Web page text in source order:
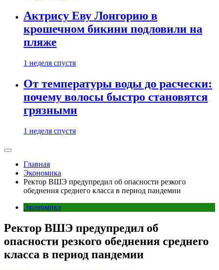
Актрису Еву Лонгорию в
крошечном бикини подловили на
пляже
1 неделя спустя
От температуры воды до расчески:
почему волосы быстро становятся
грязными
1 неделя спустя
Главная
Экономика
Ректор ВШЭ предупредил об опасности резкого
обеднения среднего класса в период пандемии
Экономика
Ректор ВШЭ предупредил об
опасности резкого обеднения среднего
класса в период пандемии